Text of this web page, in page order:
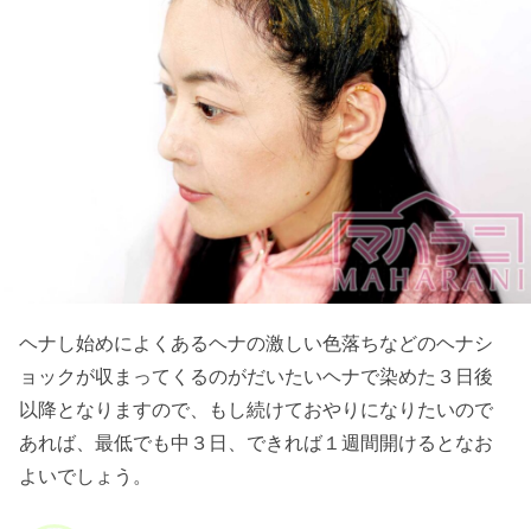
ヘナし始めによくあるヘナの激しい色落ちなどのヘナシ
ョックが収まってくるのがだいたいヘナで染めた３日後
以降となりますので、もし続けておやりになりたいので
あれば、最低でも中３日、できれば１週間開けるとなお
よいでしょう。